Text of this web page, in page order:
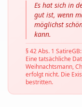
Es hat sich in
gut ist, wenn
möglichst
kann.
§ 42 Abs. 1
Eine tatsächliche
Weihnachtsmann,
erfolgt nicht. Die
bestritten.